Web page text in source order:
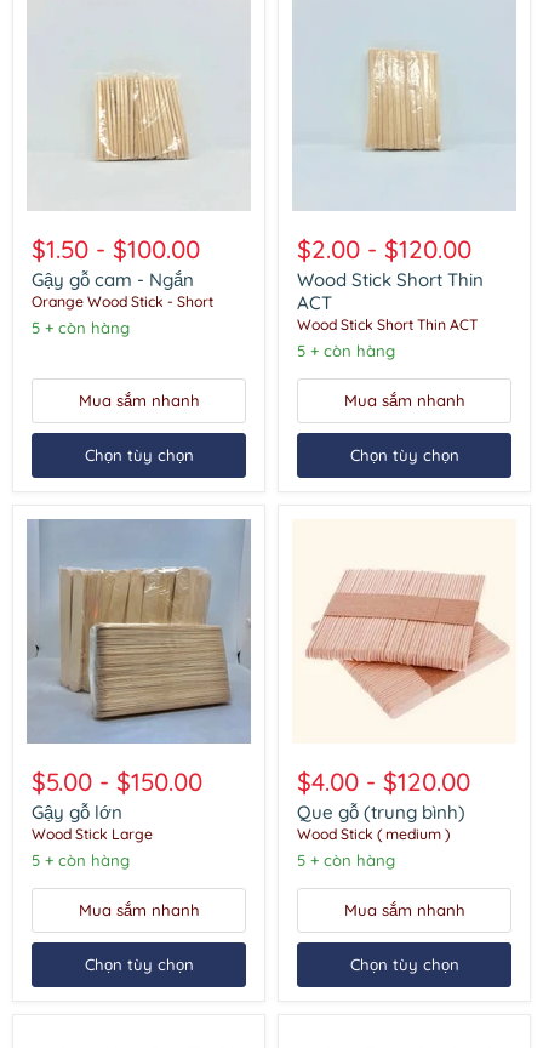
gỗ
cam
-
Ngắn
$1.50 - $100.00
Gậy gỗ cam - Ngắn
Orange Wood Stick - Short
5 + còn hàng
Mua sắm nhanh
Chọn tùy chọn
Stick
Short
Thin
ACT
$2.00 - $120.00
Wood Stick Short Thin
ACT
Wood Stick Short Thin ACT
5 + còn hàng
Mua sắm nhanh
Chọn tùy chọn
gỗ
lớn
$5.00 - $150.00
Gậy gỗ lớn
Wood Stick Large
5 + còn hàng
Mua sắm nhanh
Chọn tùy chọn
gỗ
(trung
bình)
$4.00 - $120.00
Que gỗ (trung bình)
Wood Stick ( medium )
5 + còn hàng
Mua sắm nhanh
Chọn tùy chọn